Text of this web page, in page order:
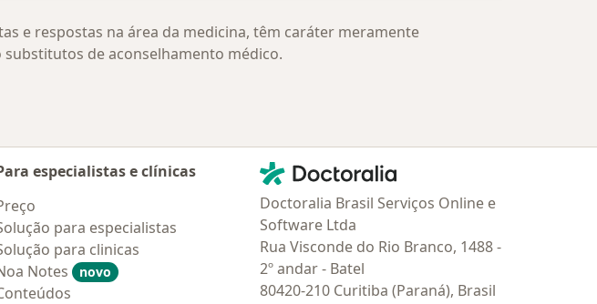
e respostas na área da medicina, têm caráter meramente
de aconselhamento médico.
especialistas e clínicas
para especialistas
para clinicas
Notes
novo
Contato
Doctoralia - Homepage
Doctoralia Brasil Serviços Online e
Software Ltda
Rua Visconde do Rio Branco, 1488 -
2º andar - Batel
80420-210 Curitiba (Paraná), Brasil